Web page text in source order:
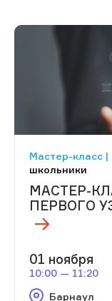
Мастер-класс
школьники
МАСТЕР-
ПЕРВОГО
01 ноября
10:00 — 11:20
Барнаул